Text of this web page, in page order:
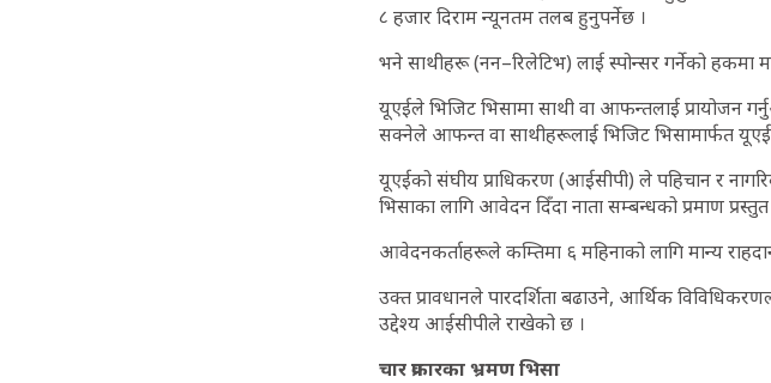
८ हजार दिराम न्यूनतम तलब हुनुपर्नेछ ।
भने साथीहरू (नन–रिलेटिभ) लाई स्पोन्सर गर्नेको हकमा
यूएईले भिजिट भिसामा साथी वा आफन्तलाई प्रायोजन
सक्नेले आफन्त वा साथीहरूलाई भिजिट भिसामार्फत
यूएईको संघीय प्राधिकरण (आईसीपी) ले पहिचान र
भिसाका लागि आवेदन दिँदा नाता सम्बन्धको प्रमाण प्रस्तुत
आवेदनकर्ताहरूले कम्तिमा ६ महिनाको लागि मान्य
उक्त प्रावधानले पारदर्शिता बढाउने, आर्थिक
उद्देश्य आईसीपीले राखेको छ ।
चार प्रकारका भ्रमण भिसा